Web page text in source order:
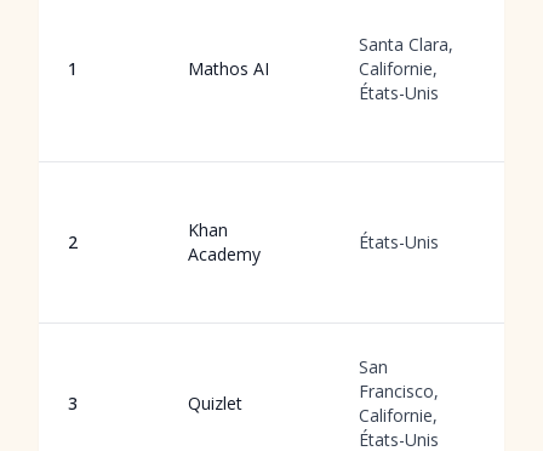
1 Mathos AI
Santa Clara,
Californie,
États-Unis
2
Khan
Academy
États-Unis
3 Quizlet
San
Francisco,
Californie,
États-Unis